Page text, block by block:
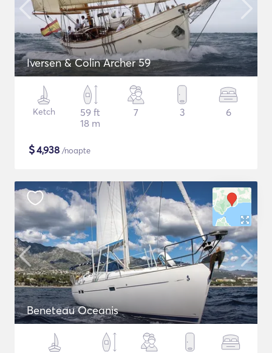
Iversen & Colin Archer 59
Ketch
59 ft
18 m
7 3 6
$4,938 /noapte
Beneteau Oceanis